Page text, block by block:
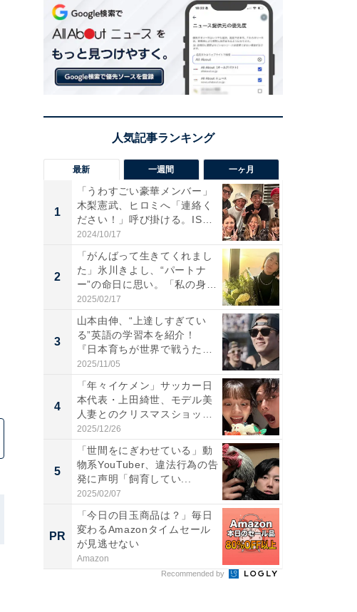
最新 一週間 一ヶ月
1
「うわすごい豪華メンバー」
木梨憲武、ヒロミへ「連絡く
ださい！」呼び掛ける。IS
S...
2024/10/17
2
「がんばって生きてくれまし
た」氷川きよし、“パートナ
ー”の命日に思い。「私の身
体...
2025/02/17
3
山本由伸、“上達しすぎてい
る”英語の学習本を紹介！
『日本育ちが世界で戦うため
の...
2025/11/05
4
「年々イケメン」サッカー日
本代表・上田綺世、モデル美
人妻とのクリスマスショット
に...
2025/12/26
5
「世間をにぎわせている」動
物系YouTuber、違法行為の告
発に声明「飼育してい...
2025/02/07
PR
「今日の目玉商品は？」毎日
変わるAmazonタイムセール
が見逃せない
Amazon
Recommended by